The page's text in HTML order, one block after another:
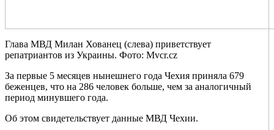
Глава МВД Милан Хованец (слева) приветствует
репатриантов из Украины. Фото: Mvcr.cz
За первые 5 месяцев нынешнего года Чехия приняла 679
беженцев, что на 286 человек больше, чем за аналогичный
период минувшего года.
Об этом свидетельствует данные МВД Чехии.